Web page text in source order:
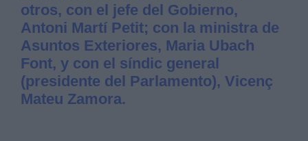
otros, con el jefe del Gobierno,
Antoni Martí Petit; con la ministra de
Asuntos Exteriores, Maria Ubach
Font, y con el síndic general
(presidente del Parlamento), Vicenç
Mateu Zamora.